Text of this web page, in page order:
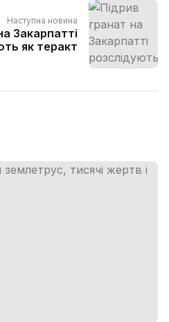
Наступна новина
Закарпатті
як теракт